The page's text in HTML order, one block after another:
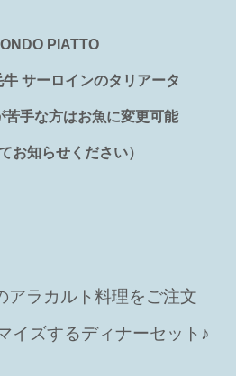
PIATTO
サーロインのタリアータ
方はお魚に変更可能
お知らせください）
アラカルト料理をご注文
イズするディナーセット♪